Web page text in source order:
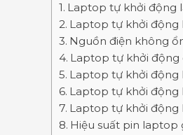
Laptop tự khởi động
Laptop tự khởi động
Nguồn điện không
Laptop tự khởi động
Laptop tự khởi động
Laptop tự khởi động
Laptop tự khởi động
Hiệu suất pin laptop